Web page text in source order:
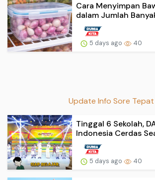
Cara Menyimpan
dalam Jumlah
5 days ago 40
Update Info Sore Tepat
Tinggal 6 Sekolah,
Indonesia Cerdas
5 days ago 40